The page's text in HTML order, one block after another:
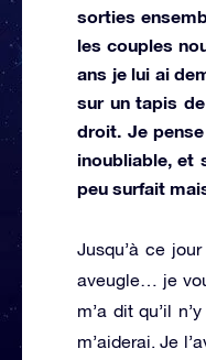
sorties
les couples
ans je lui ai
sur un tapis
droit. Je
inoubliable, et
peu surfait
Jusqu’à ce
aveugle… je
m’a dit qu’il
m’aiderai. Je